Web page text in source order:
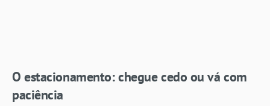
O estacionamento: chegue cedo ou vá com
paciência